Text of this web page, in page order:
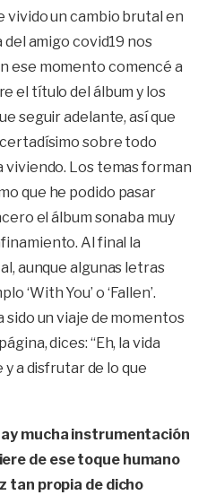
vivido un cambio brutal en
del amigo covid19 nos
ese momento comencé a
el título del álbum y los
seguir adelante, así que
sobre todo
viviendo. Los temas forman
que he podido pasar
el álbum sonaba muy
Al final la
aunque algunas letras
‘With You’ o ‘Fallen’.
sido un viaje de momentos
dices: “Eh, la vida
a disfrutar de lo que
mucha instrumentación
de ese toque humano
tan propia de dicho